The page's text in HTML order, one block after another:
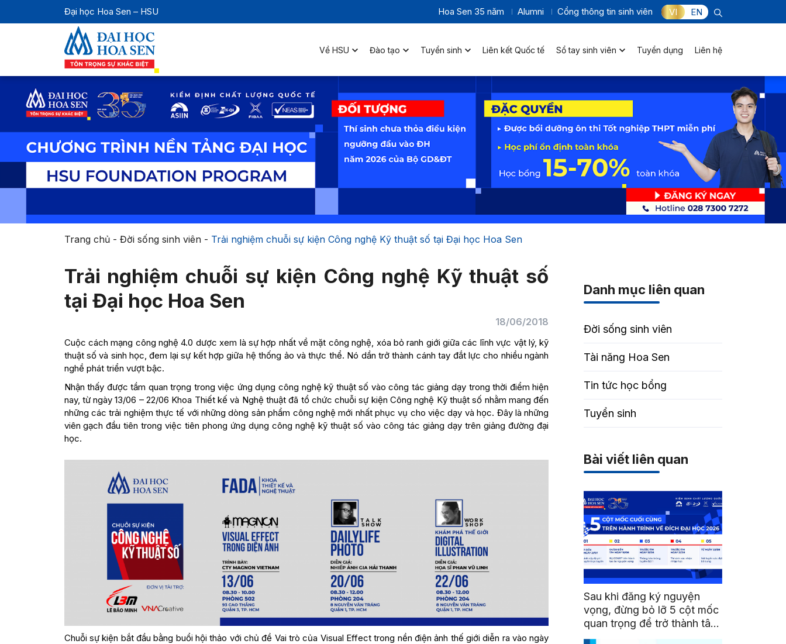
Đại học Hoa Sen – HSU Hoa Sen 35 năm Alumni Cổng thông tin sinh viên VI EN
Về HSU Đào tạo Tuyển sinh Liên kết Quốc tế Sổ tay sinh viên Tuyển dụng Liên hệ
Trang chủ- Đời sống sinh viên- Trải nghiệm chuỗi sự kiện Công nghệ Kỹ thuật số tại Đại học Hoa Sen
Trải nghiệm chuỗi sự kiện Công nghệ Kỹ thuật số
tại Đại học Hoa Sen
18/06/2018
Cuộc cách mạng công nghệ 4.0 dược xem là sự hợp nhất về mặt công nghệ, xóa bỏ ranh giới giữa các lĩnh vực vật lý, kỹ
thuật số và sinh học, đem lại sự kết hợp giữa hệ thống ảo và thực thể. Nó dần trở thành cánh tay đắt lực cho nhiều ngành
nghề phát triển vượt bậc.
Nhận thấy được tầm quan trọng trong việc ứng dụng công nghệ kỹ thuật số vào công tác giảng dạy trong thời điểm hiện
nay, từ ngày 13/06 – 22/06 Khoa Thiết kế và Nghệ thuật đã tổ chức chuỗi sự kiện Công nghệ Kỹ thuật số nhằm mang đến
những các trải nghiệm thực tế với những dòng sản phẩm công nghệ mới nhất phục vụ cho việc dạy và học. Đây là những
viên gạch đầu tiên trong việc tiên phong ứng dụng công nghệ kỹ thuật số vào công tác giảng dạy trên giảng đường đại
học.
Chuỗi sự kiện bắt đầu bằng buổi hội thảo với chủ đề Vai trò của Visual Effect trong nền điện ảnh thế giới diễn ra vào ngày
Danh mục liên quan
Đời sống sinh viên
Tài năng Hoa Sen
Tin tức học bổng
Tuyển sinh
Bài viết liên quan
Sau khi đăng ký nguyện
vọng, đừng bỏ lỡ 5 cột mốc
quan trọng để trở thành tân
sinh viên HSU